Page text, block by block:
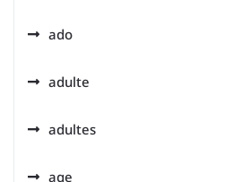
ado
adulte
adultes
age